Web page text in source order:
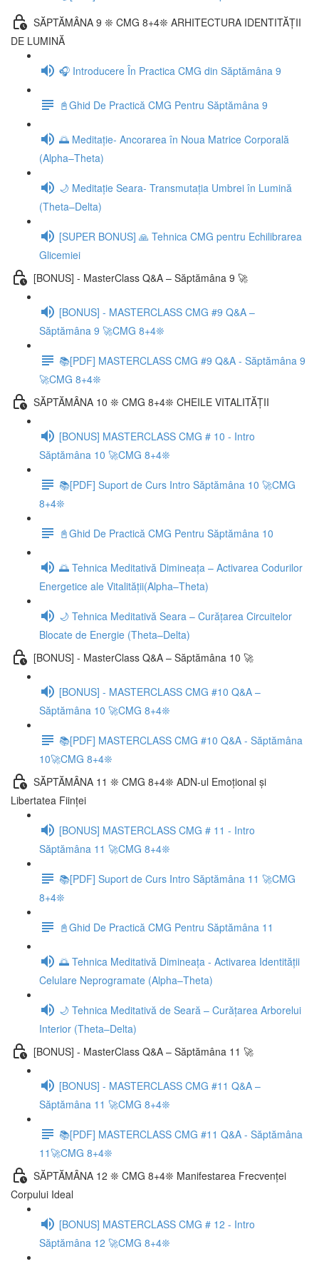
SĂPTĂMÂNA 9 ❊ CMG 8+4❊ ARHITECTURA IDENTITĂȚII
DE LUMINĂ
🎧 Introducere În Practica CMG din Săptămâna 9
📓Ghid De Practică CMG Pentru Săptămâna 9
🌅 Meditație- Ancorarea în Noua Matrice Corporală
(Alpha–Theta)
🌙 Meditație Seara- Transmutația Umbrei în Lumină
(Theta–Delta)
[SUPER BONUS] 🙏 Tehnica CMG pentru Echilibrarea
Glicemiei
[BONUS] - MasterClass Q&A – Săptămâna 9 🚀
[BONUS] - MASTERCLASS CMG #9 Q&A –
Săptămâna 9 🚀CMG 8+4❊
📚[PDF] MASTERCLASS CMG #9 Q&A - Săptămâna 9
🚀CMG 8+4❊
SĂPTĂMÂNA 10 ❊ CMG 8+4❊ CHEILE VITALITĂȚII
[BONUS] MASTERCLASS CMG # 10 - Intro
Săptămâna 10 🚀CMG 8+4❊
📚[PDF] Suport de Curs Intro Săptămâna 10 🚀CMG
8+4❊
📓Ghid De Practică CMG Pentru Săptămâna 10
🌅 Tehnica Meditativă Dimineața – Activarea Codurilor
Energetice ale Vitalității(Alpha–Theta)
🌙 Tehnica Meditativă Seara – Curățarea Circuitelor
Blocate de Energie (Theta–Delta)
[BONUS] - MasterClass Q&A – Săptămâna 10 🚀
[BONUS] - MASTERCLASS CMG #10 Q&A –
Săptămâna 10 🚀CMG 8+4❊
📚[PDF] MASTERCLASS CMG #10 Q&A - Săptămâna
10🚀CMG 8+4❊
SĂPTĂMÂNA 11 ❊ CMG 8+4❊ ADN-ul Emoțional și
Libertatea Ființei
[BONUS] MASTERCLASS CMG # 11 - Intro
Săptămâna 11 🚀CMG 8+4❊
📚[PDF] Suport de Curs Intro Săptămâna 11 🚀CMG
8+4❊
📓Ghid De Practică CMG Pentru Săptămâna 11
🌅 Tehnica Meditativă Dimineața - Activarea Identității
Celulare Neprogramate (Alpha–Theta)
🌙 Tehnica Meditativă de Seară – Curățarea Arborelui
Interior (Theta–Delta)
[BONUS] - MasterClass Q&A – Săptămâna 11 🚀
[BONUS] - MASTERCLASS CMG #11 Q&A –
Săptămâna 11 🚀CMG 8+4❊
📚[PDF] MASTERCLASS CMG #11 Q&A - Săptămâna
11🚀CMG 8+4❊
SĂPTĂMÂNA 12 ❊ CMG 8+4❊ Manifestarea Frecvenței
Corpului Ideal
[BONUS] MASTERCLASS CMG # 12 - Intro
Săptămâna 12 🚀CMG 8+4❊